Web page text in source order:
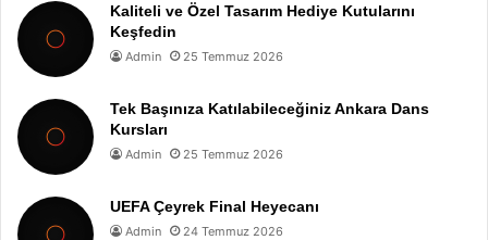
Kaliteli ve Özel Tasarım Hediye Kutularını
Keşfedin
Admin 25 Temmuz 2026
Tek Başınıza Katılabileceğiniz Ankara Dans
Kursları
Admin 25 Temmuz 2026
UEFA Çeyrek Final Heyecanı
Admin 24 Temmuz 2026